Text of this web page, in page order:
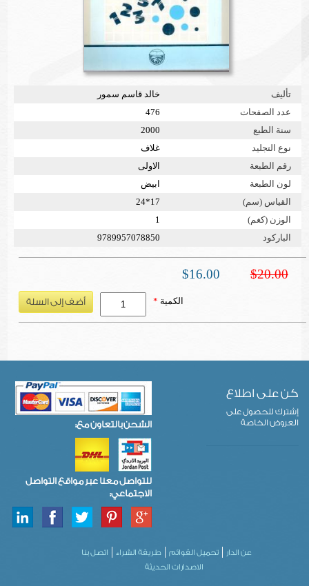
تأليف
خالد قاسم سمور
عدد الصفحات
476
سنة الطبع
2000
نوع التجليد
غلاف
رقم الطبعة
الاولى
لون الطبعة
ابيض
القياس (سم)
17*24
الوزن (كغم)
1
الباركود
9789957078850
$20.00
$16.00
الكمية *
كن على اطلاع
إشترك للحصول على
العروض الخاصة
الشحن بالتعاون مع:
للتواصل معنا عبر مواقع التواصل
الاجتماعي:
عن الدار تحميل القوائم طريقة الشراء
اتصل بنا
الاصدارات الحديثة